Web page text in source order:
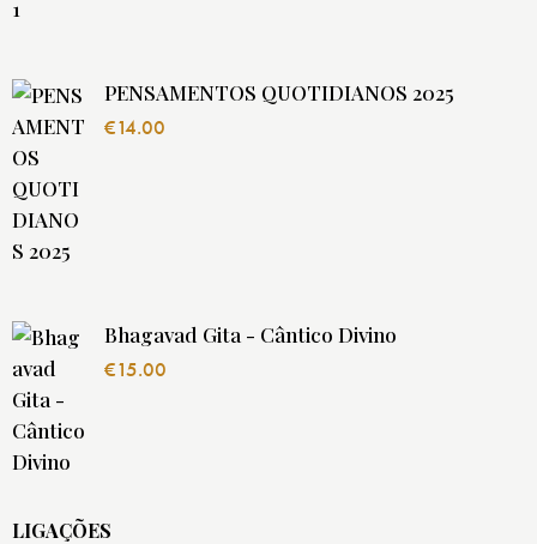
PENSAMENTOS QUOTIDIANOS 2025
€14.00
Bhagavad Gita - Cântico Divino
€15.00
LIGAÇÕES